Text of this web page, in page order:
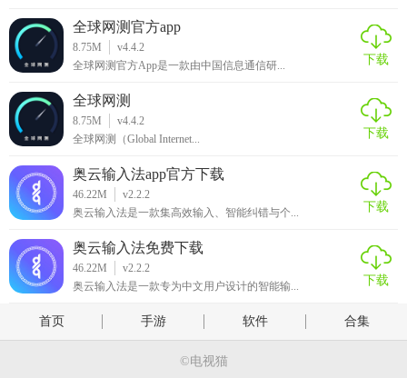
全球网测官方app
8.75M
v4.4.2
全球网测官方App是一款由中国信息通信研...
下载
全球网测
8.75M
v4.4.2
全球网测（Global Internet...
下载
奥云输入法app官方下载
46.22M
v2.2.2
奥云输入法是一款集高效输入、智能纠错与个...
下载
奥云输入法免费下载
46.22M
v2.2.2
奥云输入法是一款专为中文用户设计的智能输...
下载
首页 手游 软件 合集
©电视猫